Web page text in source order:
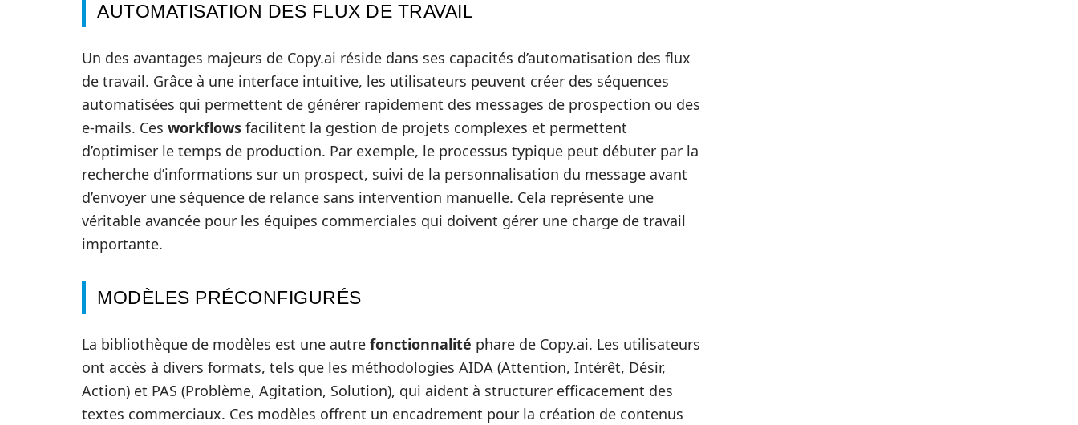
AUTOMATISATION DES FLUX DE TRAVAIL
Un des avantages majeurs de Copy.ai réside dans ses capacités d’automatisation des flux
de travail. Grâce à une interface intuitive, les utilisateurs peuvent créer des séquences
automatisées qui permettent de générer rapidement des messages de prospection ou des
e-mails. Ces workflows facilitent la gestion de projets complexes et permettent
d’optimiser le temps de production. Par exemple, le processus typique peut débuter par la
recherche d’informations sur un prospect, suivi de la personnalisation du message avant
d’envoyer une séquence de relance sans intervention manuelle. Cela représente une
véritable avancée pour les équipes commerciales qui doivent gérer une charge de travail
importante.
MODÈLES PRÉCONFIGURÉS
La bibliothèque de modèles est une autre fonctionnalité phare de Copy.ai. Les utilisateurs
ont accès à divers formats, tels que les méthodologies AIDA (Attention, Intérêt, Désir,
Action) et PAS (Problème, Agitation, Solution), qui aident à structurer efficacement des
textes commerciaux. Ces modèles offrent un encadrement pour la création de contenus